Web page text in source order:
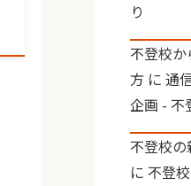
り
不登校
方 に通
企画 - 不
不登校
に 不登